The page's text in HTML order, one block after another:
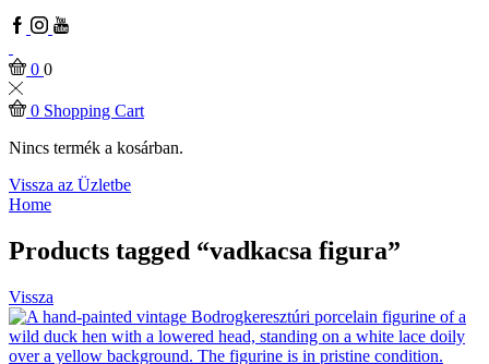
Facebook
Instagram
Youtube
0 0
0 Shopping Cart
Nincs termék a kosárban.
Vissza az Üzletbe
Home
Products tagged “vadkacsa figura”
Vissza